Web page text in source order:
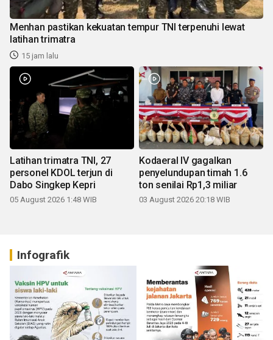
Menhan pastikan kekuatan tempur TNI terpenuhi lewat
latihan trimatra
15 jam lalu
Latihan trimatra TNI, 27
personel KDOL terjun di
Dabo Singkep Kepri
05 August 2026 1:48 WIB
Kodaeral IV gagalkan
penyelundupan timah 1.6
ton senilai Rp1,3 miliar
03 August 2026 20:18 WIB
Infografik